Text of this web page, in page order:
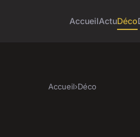
AccueilActuDéco
Accueil›Déco